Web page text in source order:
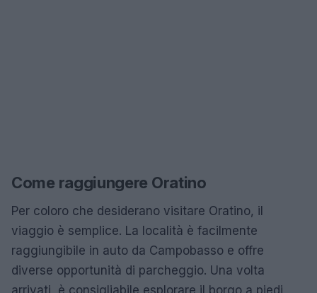
Come raggiungere Oratino
Per coloro che desiderano visitare Oratino, il
viaggio è semplice. La località è facilmente
raggiungibile in auto da Campobasso e offre
diverse opportunità di parcheggio. Una volta
arrivati, è consigliabile esplorare il borgo a piedi,